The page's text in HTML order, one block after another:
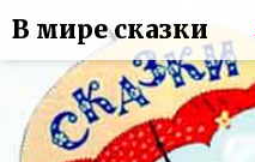
В мире сказки